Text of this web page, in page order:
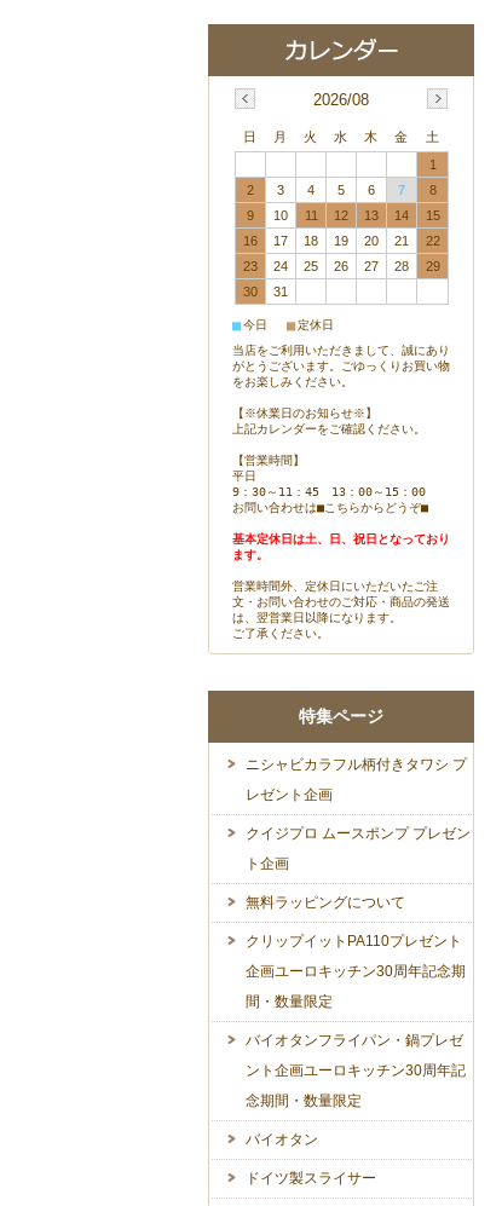
2026/08
日 月 火 水 木 金
土
1
2
3 4 5 6 7
8
9
10 11 12 13 14
15
16
17 18 19 20 21
22
23
24 25 26 27 28
29
30
31
■今日 ■定休日
当店をご利用いただきまして、誠にあり
がとうございます。ごゆっくりお買い物
をお楽しみください。
【※休業日のお知らせ※】
上記カレンダーをご確認ください。
【営業時間】
平日
9：30～11：45 13：00～15：00
お問い合わせは■こちらからどうぞ■
基本定休日は土、日、祝日となっており
ます。
営業時間外、定休日にいただいたご注
文・お問い合わせのご対応・商品の発送
は、翌営業日以降になります。
ご了承ください。
特集ページ
ニシャビカラフル柄付きタワシ プ
レゼント企画
クイジプロ ムースポンプ プレゼン
ト企画
無料ラッピングについて
クリップイットPA110プレゼント
企画ユーロキッチン30周年記念期
間・数量限定
バイオタンフライパン・鍋プレゼ
ント企画ユーロキッチン30周年記
念期間・数量限定
バイオタン
ドイツ製スライサー